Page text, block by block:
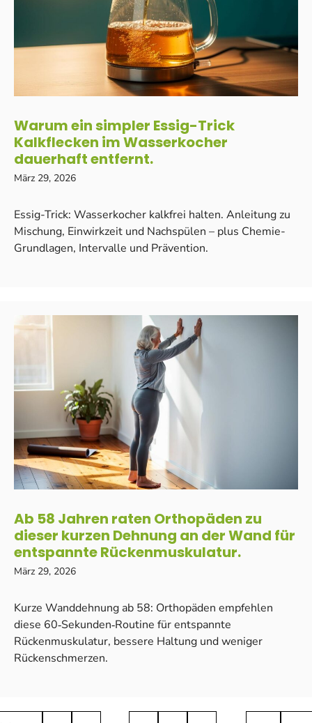
Warum ein simpler Essig-Trick
Kalkflecken im Wasserkocher
dauerhaft entfernt.
März 29, 2026
Essig-Trick: Wasserkocher kalkfrei halten. Anleitung zu
Mischung, Einwirkzeit und Nachspülen – plus Chemie-
Grundlagen, Intervalle und Prävention.
Ab 58 Jahren raten Orthopäden zu
dieser kurzen Dehnung an der Wand für
entspannte Rückenmuskulatur.
März 29, 2026
Kurze Wanddehnung ab 58: Orthopäden empfehlen
diese 60‑Sekunden‑Routine für entspannte
Rückenmuskulatur, bessere Haltung und weniger
Rückenschmerzen.